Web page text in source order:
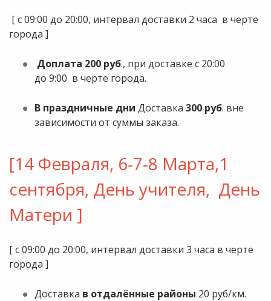
​​​​​​​ [ с 09:00 до 20:00, интервал доставки 2 часа в черте
города ]
Доплата 200 руб., при доставке с 20:00
до 9:00 в черте города.
В праздничные дни Доставка 300 руб. вне
зависимости от суммы заказа.
[14 Февраля, 6-7-8 Марта,1
сентября, День учителя, День
Матери ]
[ с 09:00 до 20:00, интервал доставки 3 часа в черте
города ]
Доставка в отдалённые районы 20 руб/км.